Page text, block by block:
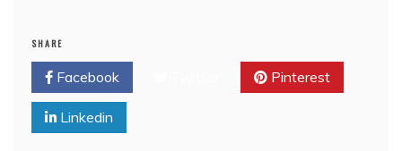
SHARE
Facebook Pinterest
Linkedin